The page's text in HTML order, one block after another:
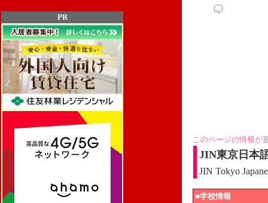
PR
このページの情報が
JIN東京日本
JIN Tokyo
■学校情報